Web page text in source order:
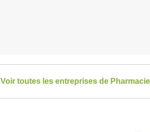
Voir toutes les entreprises de